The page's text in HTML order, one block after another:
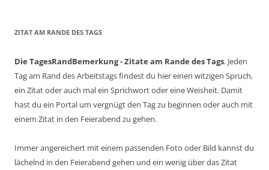
ZITAT AM RANDE DES TAGS
Die TagesRandBemerkung - Zitate am Rande des Tags. Jeden
Tag am Rand des Arbeitstags findest du hier einen witzigen Spruch,
ein Zitat oder auch mal ein Sprichwort oder eine Weisheit. Damit
hast du ein Portal um vergnügt den Tag zu beginnen oder auch mit
einem Zitat in den Feierabend zu gehen.
Immer angereichert mit einem passenden Foto oder Bild kannst du
lächelnd in den Feierabend gehen und ein wenig über das Zitat